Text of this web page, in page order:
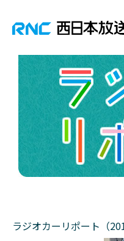
ラジオカーリポート（